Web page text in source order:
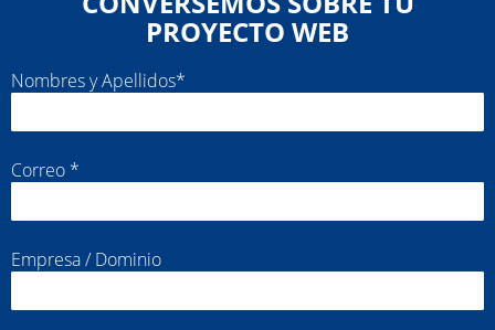
PROYECTO WEB
Nombres y Apellidos*
Correo *
Empresa / Dominio